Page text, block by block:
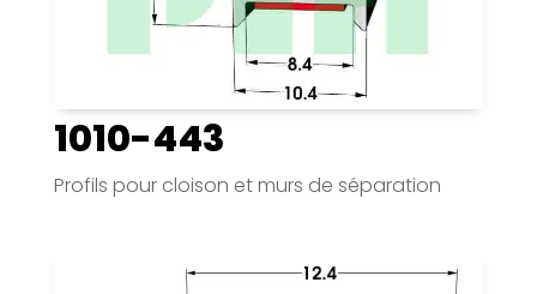
1010-443
Profils pour cloison et murs de séparation